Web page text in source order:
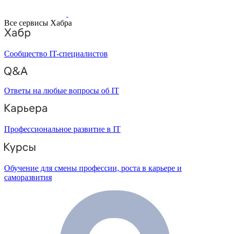
Все сервисы Хабра
Сообщество IT-специалистов
Ответы на любые вопросы об IT
Профессиональное развитие в IT
Обучение для смены профессии, роста в карьере и
саморазвития